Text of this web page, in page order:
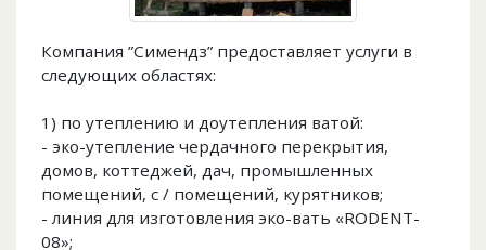
Компания ”Симендз” предоставляет услуги в
следующих областях:
1) по утеплению и доутепления ватой:
- эко-утепление чердачного перекрытия,
домов, коттеджей, дач, промышленных
помещений, с / помещений, курятников;
- линия для изготовления эко-вать «RODENT-
08»;